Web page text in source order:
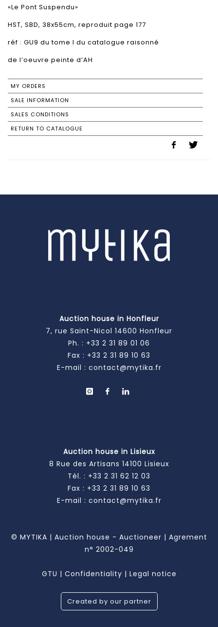
«Le Pont Suspendu»
HST, SBD, 38x55cm, reproduit page 177
réf : GU9 du tome I du catalogue raisonné
de l’oeuvre peinte d’AH
MY ORDERS
SALE INFORMATION
SALES CONDITIONS
RETURN TO CATALOGUE
Auction house in Honfleur
7, rue Saint-Nicol 14600 Honfleur
Ph. : +33 2 31 89 01 06
Fax : +33 2 31 89 10 63
E-mail : contact@mytika.fr
Auction house in Lisieux
8 Rue des Artisans 14100 Lisieux
Tél. : +33 2 31 62 12 03
Fax : +33 2 31 89 10 63
E-mail : contact@mytika.fr
© MYTIKA | Auction house - Auctioneer | Agrement
n° 2002-049
GTU | Confidentiality | Legal notice
Created by our partner